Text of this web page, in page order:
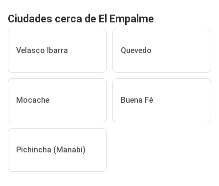
Ciudades cerca de El Empalme
Velasco Ibarra Quevedo
Mocache Buena Fé
Pichincha (Manabi)